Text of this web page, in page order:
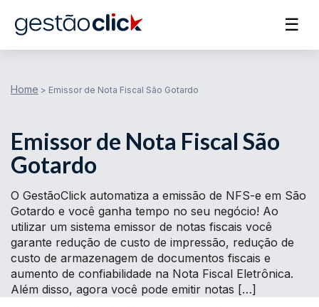
☰
Home > Emissor de Nota Fiscal São Gotardo
Emissor de Nota Fiscal São
Gotardo
O GestãoClick automatiza a emissão de NFS-e em São
Gotardo e você ganha tempo no seu negócio! Ao
utilizar um sistema emissor de notas fiscais você
garante redução de custo de impressão, redução de
custo de armazenagem de documentos fiscais e
aumento de confiabilidade na Nota Fiscal Eletrônica.
Além disso, agora você pode emitir notas […]